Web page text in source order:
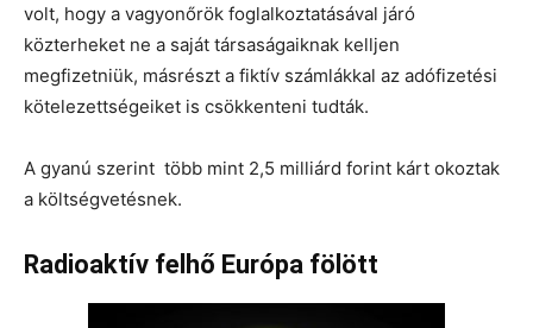
volt, hogy a vagyonőrök foglalkoztatásával járó
közterheket ne a saját társaságaiknak kelljen
megfizetniük, másrészt a fiktív számlákkal az adófizetési
kötelezettségeiket is csökkenteni tudták.
A gyanú szerint több mint 2,5 milliárd forint kárt okoztak
a költségvetésnek.
Radioaktív felhő Európa fölött